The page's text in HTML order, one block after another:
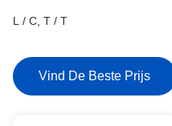
L / C, T / T
Vind De Beste Prijs